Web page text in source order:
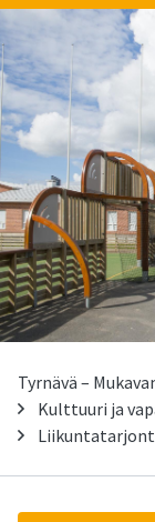
Tyrnävä –
Kulttuuri ja